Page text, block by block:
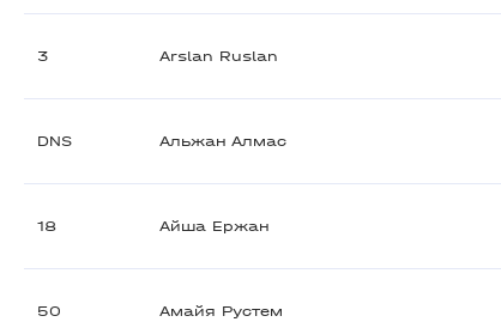
3 Arslan Ruslan
DNS Альжан Алмас
18 Айша Ержан
50 Амайя Рустем